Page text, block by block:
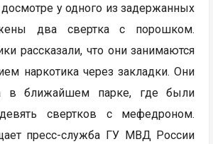
у одного из задержанных
два свертка с порошком.
рассказали, что они занимаются
наркотика через закладки. Они
в ближайшем парке, где были
свертков с мефедроном.
пресс-служба ГУ МВД России